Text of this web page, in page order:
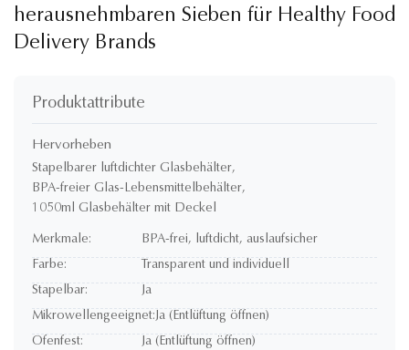
herausnehmbaren Sieben für Healthy Food
Delivery Brands
Produktattribute
Hervorheben
Stapelbarer luftdichter Glasbehälter,
BPA-freier Glas-Lebensmittelbehälter,
1050ml Glasbehälter mit Deckel
Merkmale:
BPA-frei, luftdicht, auslaufsicher
Farbe:
Transparent und individuell
Stapelbar:
Ja
Mikrowellengeeignet:Ja (Entlüftung öffnen)
Ofenfest:
Ja (Entlüftung öffnen)